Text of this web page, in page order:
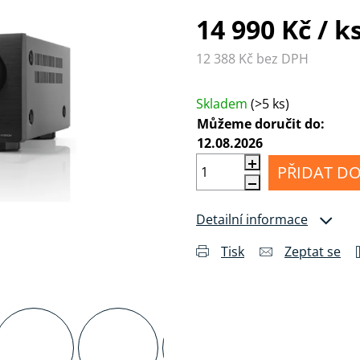
pro
sluchátka
Anténní
kabely
Konektory
příslušenství
14 990 Kč/
12 388 Kč bez DPH
Skladem (>5 ks)
Můžeme doručit do:
12.08.2026
PŘIDAT
Detailní informace
Tisk
Zeptat se